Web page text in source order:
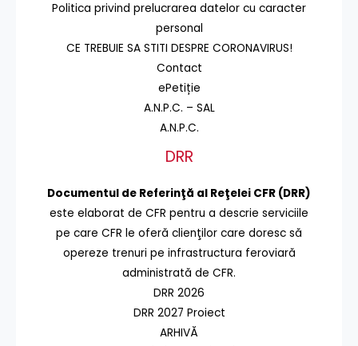
Politica privind prelucrarea datelor cu caracter
personal
CE TREBUIE SA STITI DESPRE CORONAVIRUS!
Contact
ePetiție
A.N.P.C. – SAL
A.N.P.C.
DRR
Documentul de Referinţă al Reţelei CFR (DRR)
este elaborat de CFR pentru a descrie serviciile
pe care CFR le oferă clienţilor care doresc să
opereze trenuri pe infrastructura feroviară
administrată de CFR.
DRR 2026
DRR 2027 Proiect
ARHIVĂ